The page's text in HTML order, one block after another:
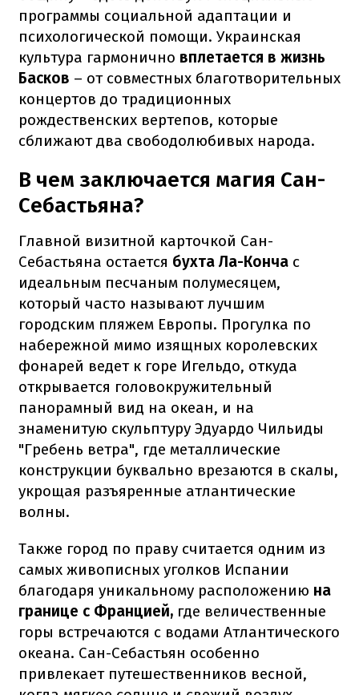
программы социальной адаптации и
психологической помощи. Украинская
культура гармонично вплетается в жизнь
Басков – от совместных благотворительных
концертов до традиционных
рождественских вертепов, которые
сближают два свободолюбивых народа.
В чем заключается магия Сан-
Себастьяна?
Главной визитной карточкой Сан-
Себастьяна остается бухта Ла-Конча с
идеальным песчаным полумесяцем,
который часто называют лучшим
городским пляжем Европы. Прогулка по
набережной мимо изящных королевских
фонарей ведет к горе Игельдо, откуда
открывается головокружительный
панорамный вид на океан, и на
знаменитую скульптуру Эдуардо Чильиды
"Гребень ветра", где металлические
конструкции буквально врезаются в скалы,
укрощая разъяренные атлантические
волны.
Также город по праву считается одним из
самых живописных уголков Испании
благодаря уникальному расположению на
границе с Францией, где величественные
горы встречаются с водами Атлантического
океана. Сан-Себастьян особенно
привлекает путешественников весной,